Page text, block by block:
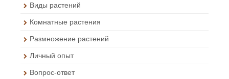
Виды растений
Комнатные растения
Размножение растений
Личный опыт
Вопрос-ответ